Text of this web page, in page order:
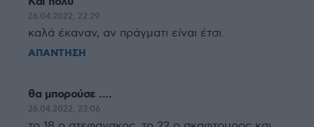
26.04.2022, 22:29
καλά έκαναν, αν πράγματι είναι έτσι.
ΑΠΑΝΤΗΣΗ
θα μπορούσε ....
26.04.2022, 23:06